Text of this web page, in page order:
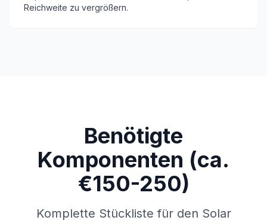
Reichweite zu vergrößern.
Benötigte
Komponenten (ca.
€150-250)
Komplette Stückliste für den Solar